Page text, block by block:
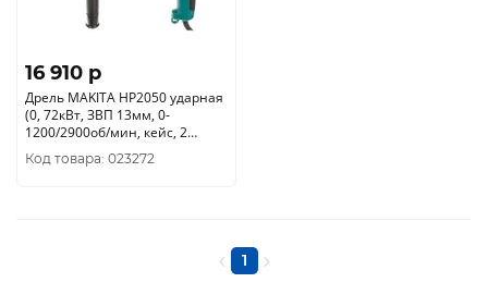
16 910 p
Дрель MAKITA HP2050 ударная
(0, 72кВт, ЗВП 13мм, 0-
1200/2900об/мин, кейс, 2
скорости, бетон 20мм.)
Код товара: 023272
1